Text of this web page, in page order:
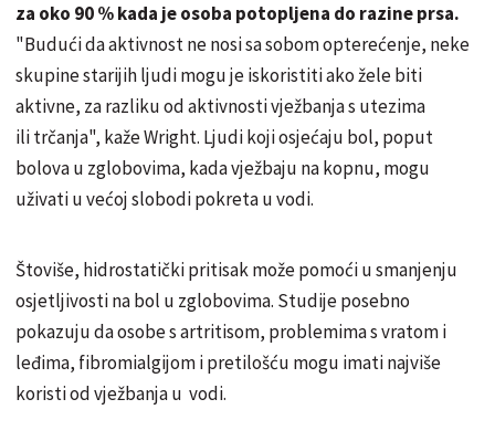
za oko 90 % kada je osoba potopljena do razine prsa.
"Budući da aktivnost ne nosi sa sobom opterećenje, neke
skupine starijih ljudi mogu je iskoristiti ako žele biti
aktivne, za razliku od aktivnosti vježbanja s utezima
ili trčanja", kaže Wright. Ljudi koji osjećaju bol, poput
bolova u zglobovima, kada vježbaju na kopnu, mogu
uživati ​​u većoj slobodi pokreta u vodi.
Štoviše, hidrostatički pritisak može pomoći u smanjenju
osjetljivosti na bol u zglobovima. Studije posebno
pokazuju da osobe s artritisom, problemima s vratom i
leđima, fibromialgijom i pretilošću mogu imati najviše
koristi od vježbanja u vodi.